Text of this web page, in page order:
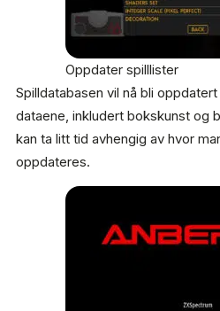
Oppdater spilllister
Spilldatabasen vil nå bli
dataene, inkludert bokskunst og
kan ta litt tid avhengig av hvor
oppdateres.